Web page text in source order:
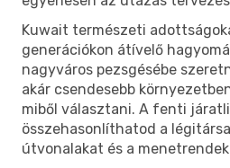
Kuwait természeti
generációkon átívelő
nagyváros pezsgésébe
akár csendesebb
miből választani. A fenti
összehasonlíthatod a
útvonalakat és a